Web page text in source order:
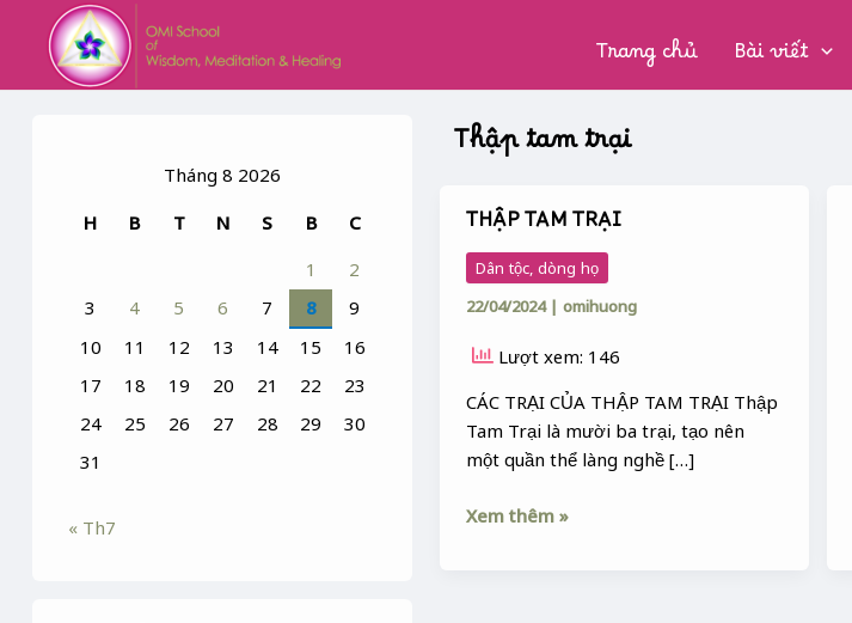
content
Trang chủ Bài viết
Tháng 8 2026
H
B T N S B
C
1
2
3
4 5 6 7 8
9
10
11 12 13 14 15
16
17
18 19 20 21 22
23
24
25 26 27 28 29
30
31
« Th7
Thập tam trại
THẬP TAM TRẠI
Dân tộc, dòng họ
22/04/2024 |omihuong
Lượt xem: 146
CÁC TRẠI CỦA THẬP TAM TRẠI Thập
Tam Trại là mười ba trại, tạo nên
một quần thể làng nghề […]
THẬP
TAM
TRẠI
Xem thêm »